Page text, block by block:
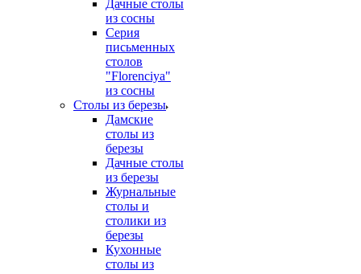
Дачные столы
из сосны
Серия
письменных
столов
"Florenciya"
из сосны
Столы из березы
Дамские
столы из
березы
Дачные столы
из березы
Журнальные
столы и
столики из
березы
Кухонные
столы из